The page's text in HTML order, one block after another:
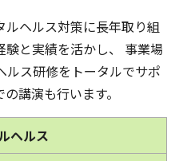
ヘルス対策に長年取り組
と実績を活かし、 事業場
ルス研修をトータルでサポ
講演も行います。
ヘルス